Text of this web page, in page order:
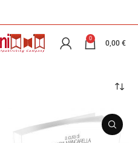
0
0,00 €